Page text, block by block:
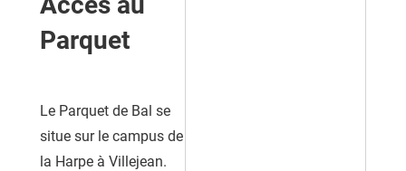
Parquet
Le Parquet de Bal se
situe sur le campus de
la Harpe à Villejean.